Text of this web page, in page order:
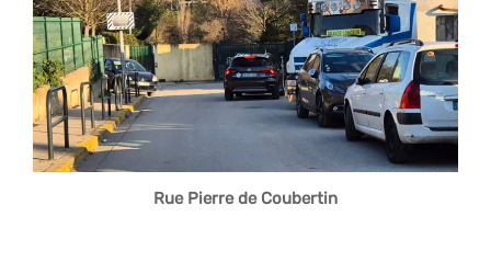
Rue Pierre de Coubertin